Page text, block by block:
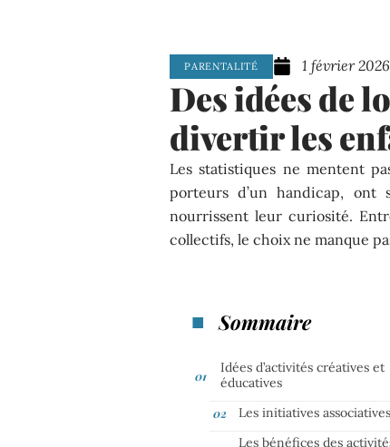
PARENTALITÉ 1 février 2026
Des idées de
divertir les
Les statistiques ne mentent
porteurs d’un handicap, ont
nourrissent leur curiosité.
collectifs, le choix ne manque
Sommaire
Idées d’activités créatives et
éducatives
Les initiatives associatives
Les bénéfices des